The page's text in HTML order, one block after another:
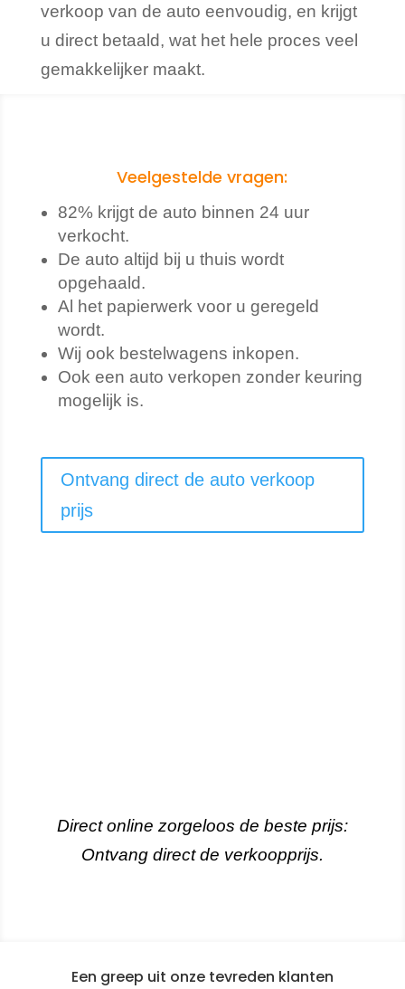
verkoop van de auto eenvoudig, en krijgt
u direct betaald, wat het hele proces veel
gemakkelijker maakt.
Veelgestelde vragen:
82% krijgt de auto binnen 24 uur
verkocht.
De auto altijd bij u thuis wordt
opgehaald.
Al het papierwerk voor u geregeld
wordt.
Wij ook bestelwagens inkopen.
Ook een auto verkopen zonder keuring
mogelijk is.
Ontvang direct de auto verkoop
prijs
Direct online zorgeloos de beste prijs:
Ontvang direct de verkoopprijs.
Een greep uit onze tevreden klanten